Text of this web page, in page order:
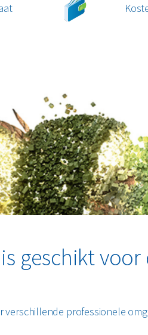
geschikt voor
verschillende professionele